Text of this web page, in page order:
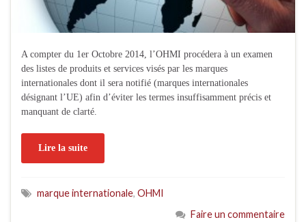
A compter du 1er Octobre 2014, l’OHMI procédera à un examen
des listes de produits et services visés par les marques
internationales dont il sera notifié (marques internationales
désignant l’UE) afin d’éviter les termes insuffisamment précis et
manquant de clarté.
Lire la suite
marque internationale, OHMI
Faire un commentaire